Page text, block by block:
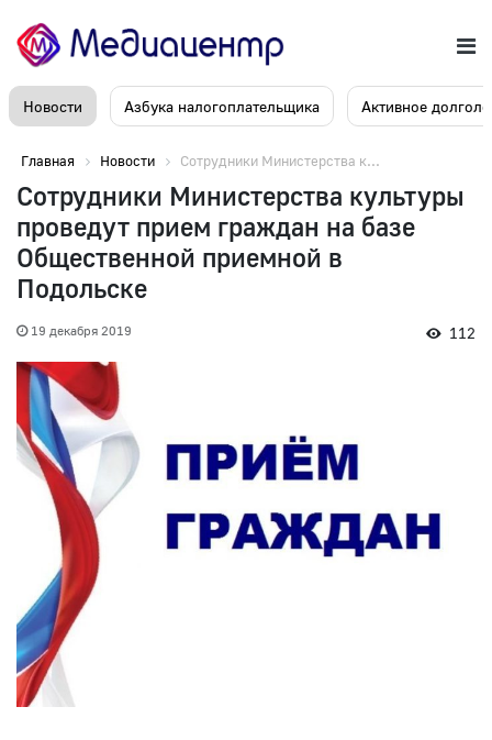
Новости Азбука налогоплательщика Активное
Главная Новости Сотрудники Министерства к...
Сотрудники Министерства культуры
проведут прием граждан на базе
Общественной приемной в
Подольске
19 декабря 2019 112